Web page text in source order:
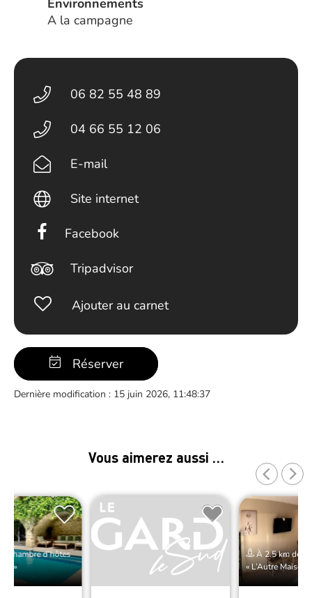
Environnements
A la campagne
06 82 55 48 89
04 66 55 12 06
E-mail
Site internet
Facebook
Tripadvisor
Ajouter au carnet
Réserver
Dernière modification : 15 juin 2026, 11:48:37
Vous aimerez aussi …
Chambre d’hôtes
»
À 2.5 km de
« L’Autre Maison »